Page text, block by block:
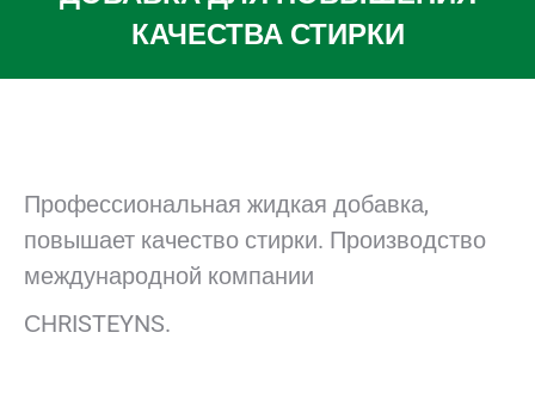
КАЧЕСТВА СТИРКИ
Вы здесь:
Профессиональная жидкая добавка,
повышает качество стирки. Производство
международной компании
СHRISTEYNS.